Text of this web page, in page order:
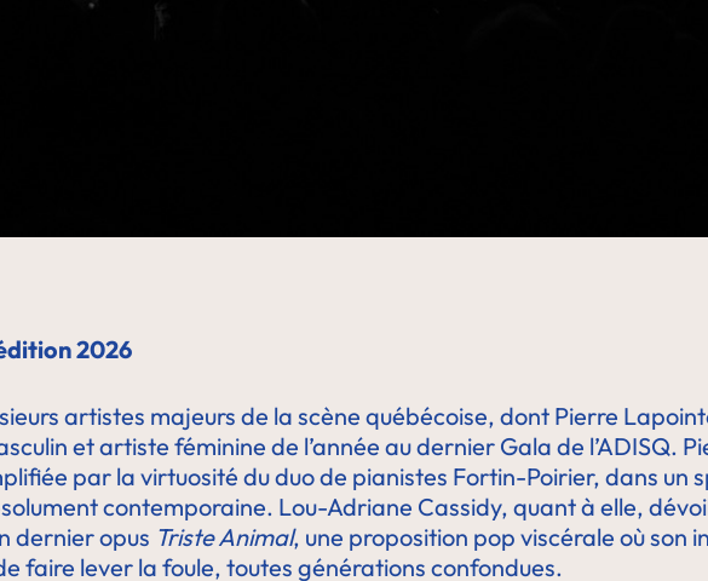
2026
artistes majeurs de la scène québécoise, dont Pierre
et artiste féminine de l’année au dernier Gala de l’ADISQ.
par la virtuosité du duo de pianistes Fortin-Poirier, dans un
contemporaine. Lou-Adriane Cassidy, quant à elle,
dernier opus Triste Animal, une proposition pop viscérale où son
faire lever la foule, toutes générations confondues.